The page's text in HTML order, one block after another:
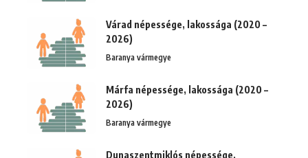
Várad népessége, lakossága (2020 –
2026)
Baranya vármegye
Márfa népessége, lakossága (2020 –
2026)
Baranya vármegye
Dunaszentmiklós népessége,